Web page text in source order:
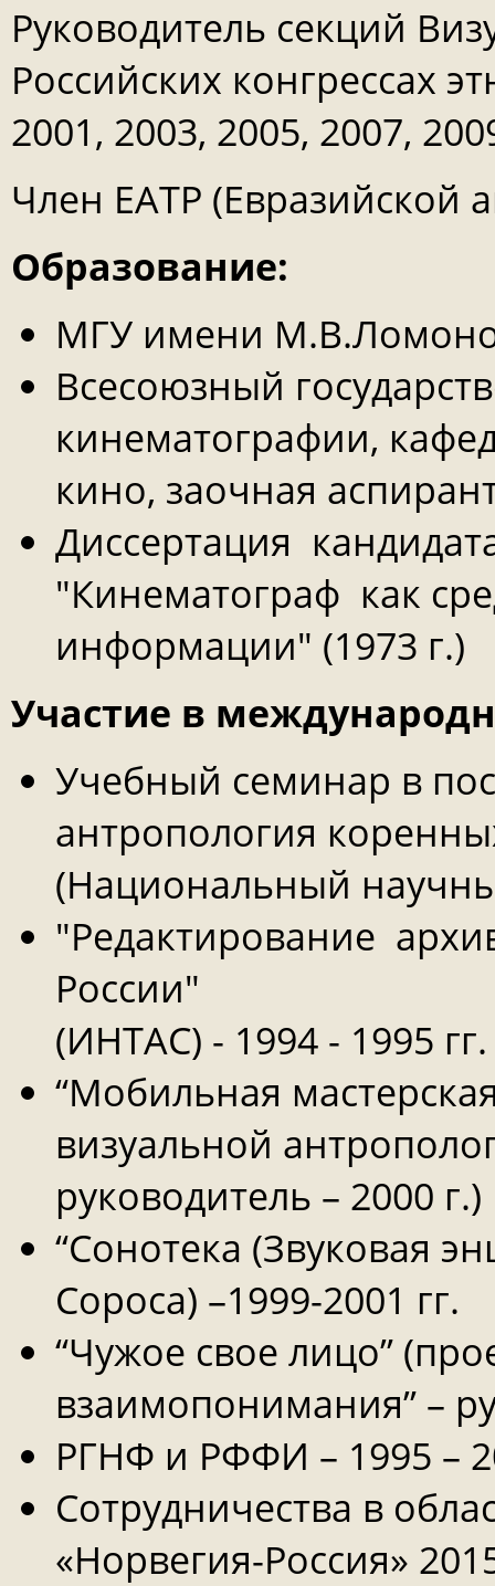
Руководитель секций
Российских конгрессах
2001, 2003, 2005, 2007,
Член ЕАТР (Евразийской
Образование:
МГУ имени
Всесоюзный
кинематографии,
кино, заочная
Диссертация
"Кинематограф как
информации" (1973 г.)
Участие в
Учебный семинар в
антропология
(Национальный
"Редактирование
России"
(ИНТАС) - 1994 - 1995 гг.
“Мобильная
визуальной
руководитель – 2000 г.)
“Сонотека (Звуковая
Сороса) –1999-2001 гг.
“Чужое свое лицо”
взаимопонимания” –
РГНФ и РФФИ – 1995 –
Сотрудничества в
«Норвегия-Россия»